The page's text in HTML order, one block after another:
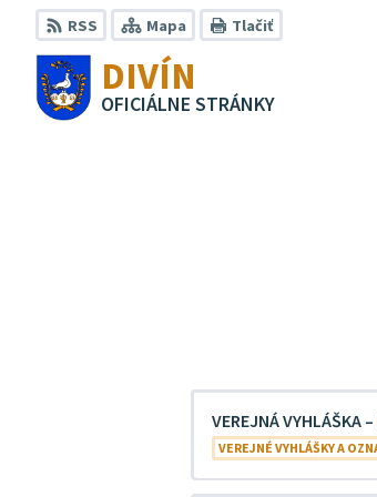
Preskočiť
na
obsah
RSS Mapa Tlačiť
DIVÍN
OFICIÁLNE STRÁNKY
VEREJNÁ
VEREJNÉ VYHLÁŠKY A